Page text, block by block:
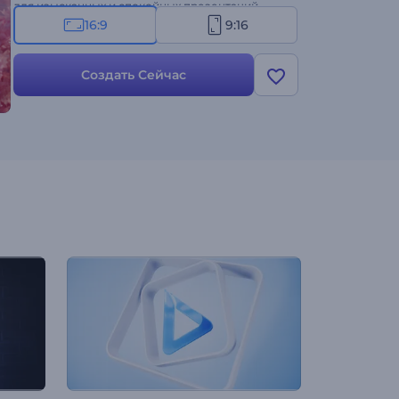
для изысканных и спокойных презентаций
бренда. Персонализируйте её за считанные
минуты, добавив свой логотип, название
бренда, слоган и фоновую музыку. Попробуйте
прямо сейчас!
16:9 9:16
Создать Сейчас